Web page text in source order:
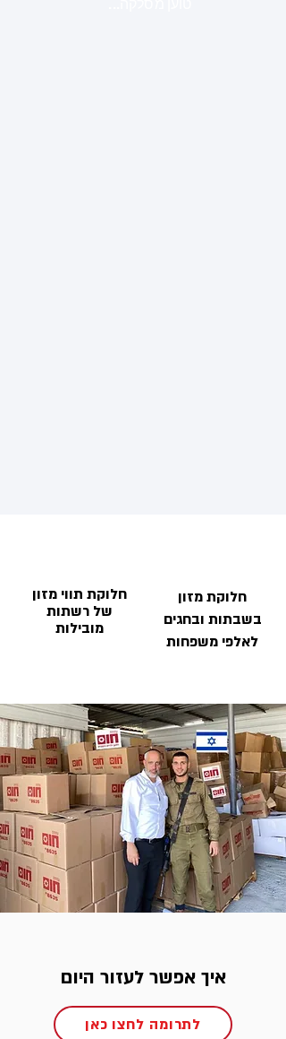
חלוקת תווי מזון
של רשתות
מובילות
חלוקת מזון
בשבתות ובחגים
לאלפי משפחות
איך אפשר לעזור היום
לתרומה לחצו כאן